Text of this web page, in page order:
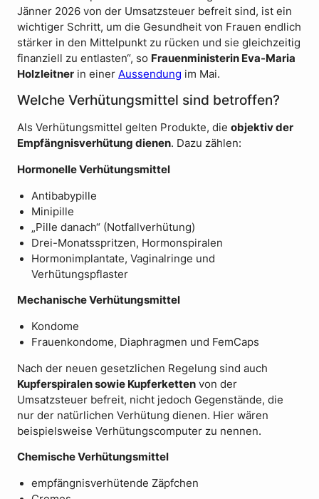
Jänner 2026 von der Umsatzsteuer befreit sind, ist ein
wichtiger Schritt, um die Gesundheit von Frauen endlich
stärker in den Mittelpunkt zu rücken und sie gleichzeitig
finanziell zu entlasten“, so Frauenministerin Eva-Maria
Holzleitner in einer Aussendung im Mai.
Welche Verhütungsmittel sind betroffen?
Als Verhütungsmittel gelten Produkte, die objektiv der
Empfängnisverhütung dienen. Dazu zählen:
Hormonelle Verhütungsmittel
Antibabypille
Minipille
„Pille danach“ (Notfallverhütung)
Drei-Monatsspritzen, Hormonspiralen
Hormonimplantate, Vaginalringe und
Verhütungspflaster
Mechanische Verhütungsmittel
Kondome
Frauenkondome, Diaphragmen und FemCaps
Nach der neuen gesetzlichen Regelung sind auch
Kupferspiralen sowie Kupferketten von der
Umsatzsteuer befreit, nicht jedoch Gegenstände, die
nur der natürlichen Verhütung dienen. Hier wären
beispielsweise Verhütungscomputer zu nennen.
Chemische Verhütungsmittel
empfängnisverhütende Zäpfchen